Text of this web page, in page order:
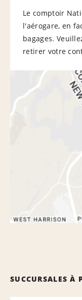
Le comptoir
l'aérogare, en
bagages.
retirer votre
SUCCURSALES À